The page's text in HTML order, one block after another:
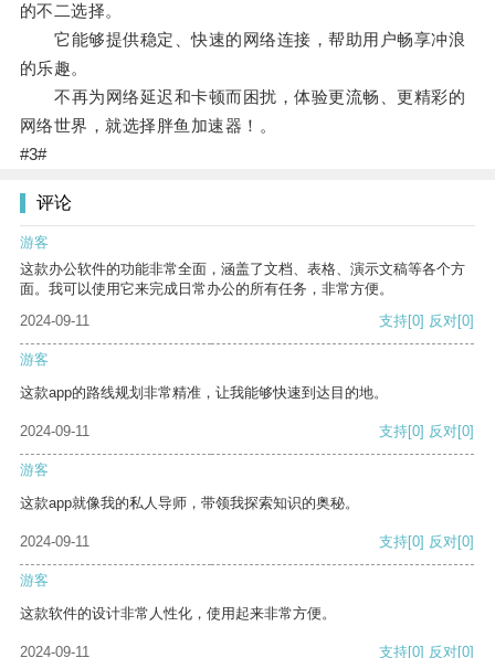
的不二选择。
它能够提供稳定、快速的网络连接，帮助用户畅享冲浪
的乐趣。
不再为网络延迟和卡顿而困扰，体验更流畅、更精彩的
网络世界，就选择胖鱼加速器！。
#3#
评论
游客
这款办公软件的功能非常全面，涵盖了文档、表格、演示文稿等各个方
面。我可以使用它来完成日常办公的所有任务，非常方便。
2024-09-11
支持[0] 反对[0]
游客
这款app的路线规划非常精准，让我能够快速到达目的地。
2024-09-11 支持[0] 反对[0]
游客
这款app就像我的私人导师，带领我探索知识的奥秘。
2024-09-11 支持[0] 反对[0]
游客
这款软件的设计非常人性化，使用起来非常方便。
2024-09-11 支持[0] 反对[0]